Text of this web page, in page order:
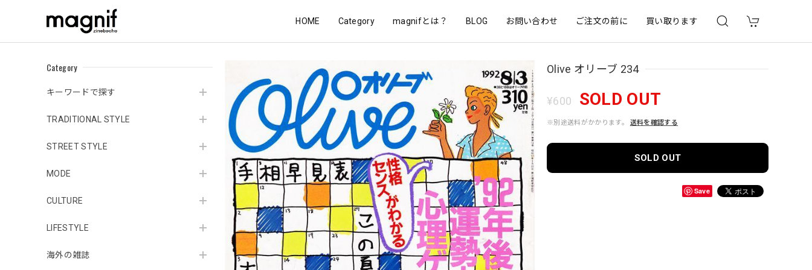
HOME Category magnifとは？ BLOG お問い合わせ ご注文の前に 買い取ります
Category
キーワードで探す
TRADITIONAL STYLE
STREET STYLE
MODE
CULTURE
LIFESTYLE
海外の雑誌
Olive オリーブ 234
¥600 SOLD OUT
※別途送料がかかります。 送料を確認する
SOLD OUT
Save